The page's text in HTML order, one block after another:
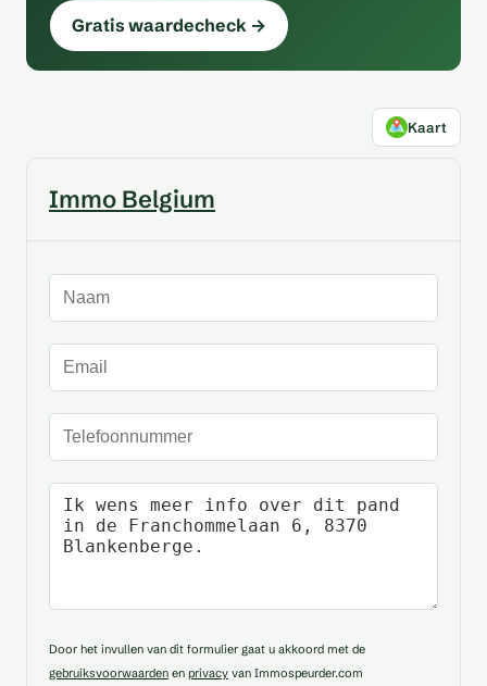
Gratis waardecheck →
Kaart
Immo Belgium
Naam
E-mailadres
Telefoonnummer
Uw bericht
Door het invullen van dit formulier gaat u akkoord met de
gebruiksvoorwaarden en privacy van Immospeurder.com